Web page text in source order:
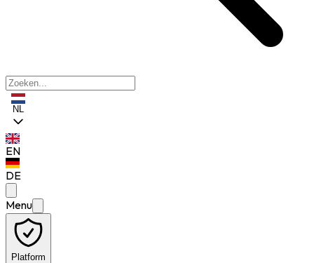
NL
EN
DE
Menu
Platform